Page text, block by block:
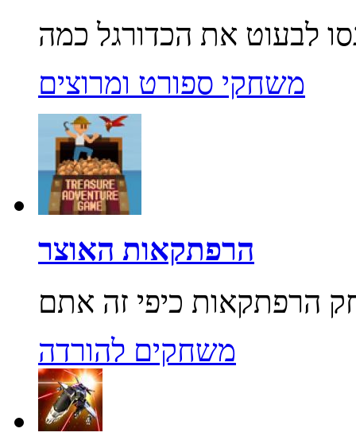
משחקי ספורט ומרוצים
הרפתקאות האוצר
משחקים להורדה